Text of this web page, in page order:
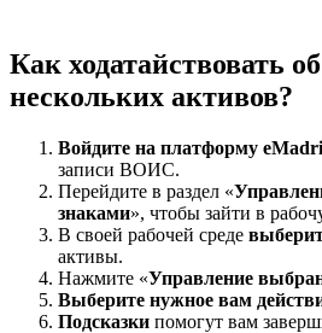
Как ходатайствовать
нескольких активов?
Войдите на платформу
записи ВОИС.
Перейдите в раздел «
знаками», чтобы зайти в
В своей рабочей среде
активы.
Нажмите «Управление
Выберите нужное вам
Подсказки помогут вам